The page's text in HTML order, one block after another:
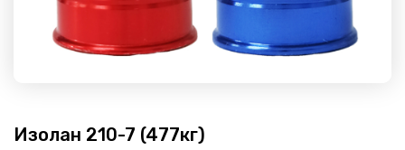
Изолан 210-7 (477кг)